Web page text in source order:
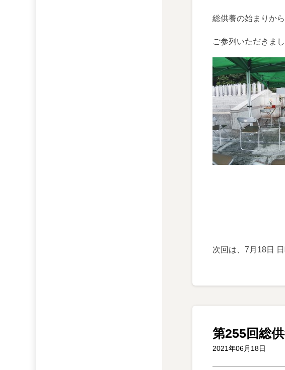
総供養の始まりか
ご参列いただきま
次回は、7月18日
第255回総
2021年06月18日